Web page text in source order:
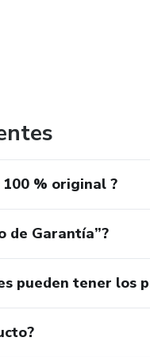
% original ?
de Garantía”?
pueden tener los